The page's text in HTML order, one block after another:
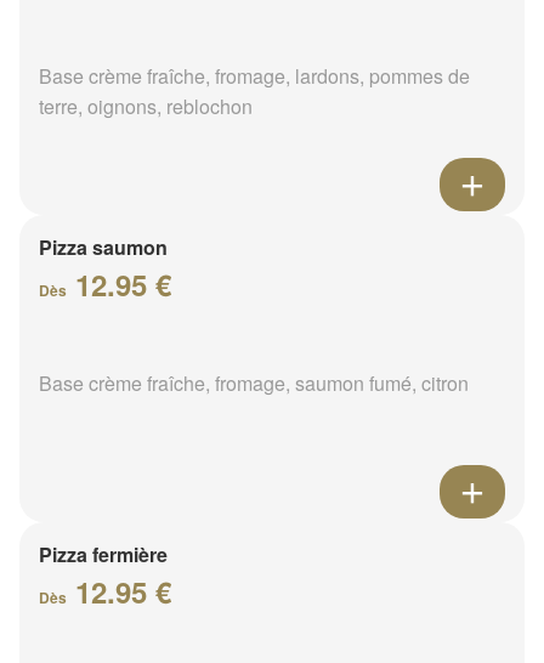
Base crème fraîche, fromage, lardons, pommes de
terre, oignons, reblochon
Pizza saumon
Dès 12.95 €
Base crème fraîche, fromage, saumon fumé, citron
Pizza fermière
Dès 12.95 €